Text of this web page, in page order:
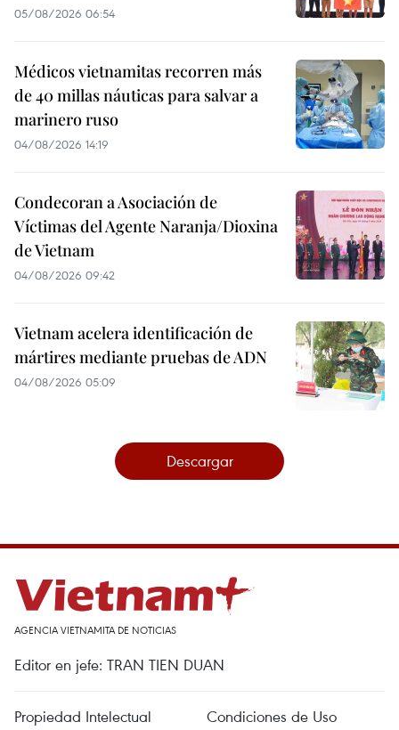
05/08/2026 06:54
Médicos vietnamitas recorren más
de 40 millas náuticas para salvar a
marinero ruso
04/08/2026 14:19
Condecoran a Asociación de
Víctimas del Agente Naranja/Dioxina
de Vietnam
04/08/2026 09:42
Vietnam acelera identificación de
mártires mediante pruebas de ADN
04/08/2026 05:09
Descargar
AGENCIA VIETNAMITA DE NOTICIAS
Editor en jefe: TRAN TIEN DUAN
Propiedad Intelectual Condiciones de Uso